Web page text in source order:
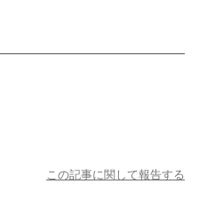
この記事に関して報告する